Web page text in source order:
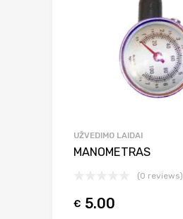
UŽVEDIMO LAIDAI
MANOMETRAS
(0 reviews)
€ 5.00